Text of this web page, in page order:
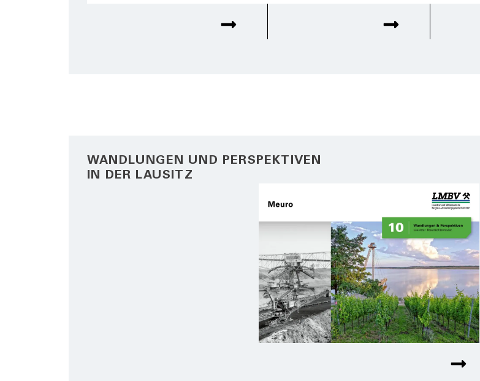
WANDLUNGEN UND PERSPEKTIVEN
IN DER LAUSITZ